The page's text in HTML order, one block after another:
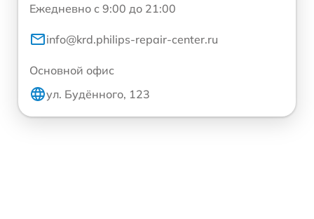
Ежедневно с 9:00 до 21:00
info@krd.philips-repair-center.ru
Основной офис
ул. Будённого, 123